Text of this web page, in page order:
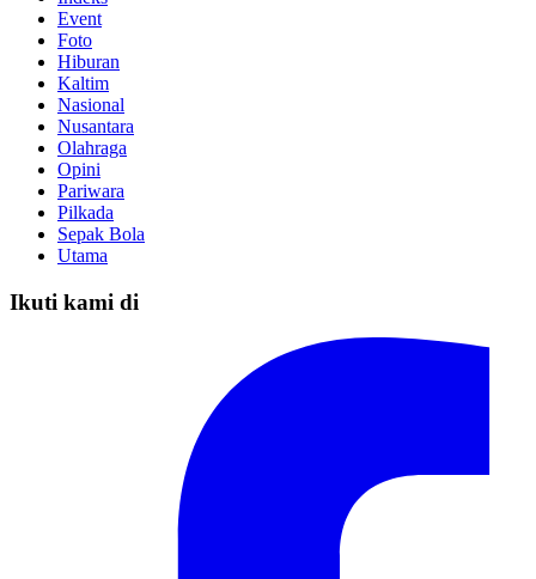
Event
Foto
Hiburan
Kaltim
Nasional
Nusantara
Olahraga
Opini
Pariwara
Pilkada
Sepak Bola
Utama
Ikuti kami di